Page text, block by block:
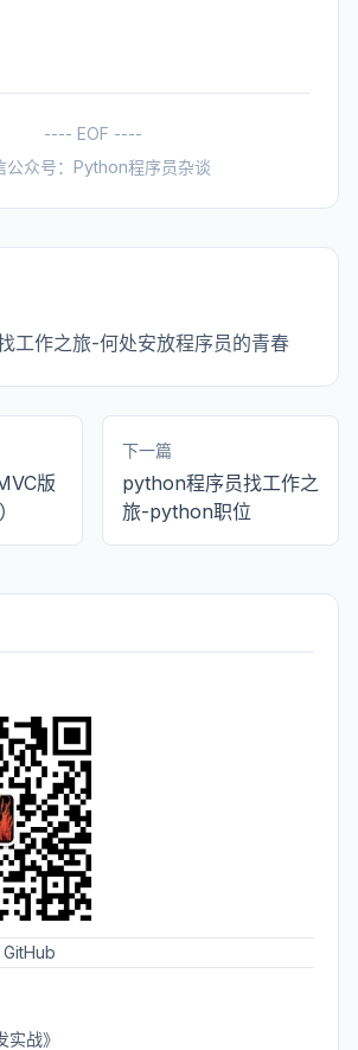
---- EOF ----
公众号：Python程序员杂谈
工作之旅-何处安放程序员的青春
版
下一篇
python程序员找工作之
旅-python职位
GitHub
实战》